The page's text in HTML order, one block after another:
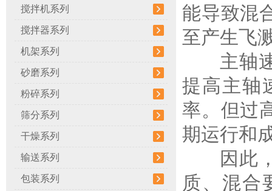
搅拌机系列
搅拌器系列
机架系列
砂磨系列
粉碎系列
筛分系列
干燥系列
输送系列
包装系列
能导致混
至产生飞
主轴速
提高主轴
率。但过
期运行和
因此，
质、混合